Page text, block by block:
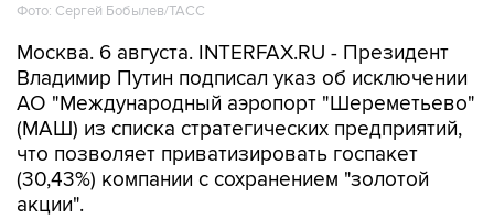
Фото: Сергей Бобылев/ТАСС
Москва. 6 августа. INTERFAX.RU - Президент
Владимир Путин подписал указ об исключении
АО "Международный аэропорт "Шереметьево"
(МАШ) из списка стратегических предприятий,
что позволяет приватизировать госпакет
(30,43%) компании с сохранением "золотой
акции".